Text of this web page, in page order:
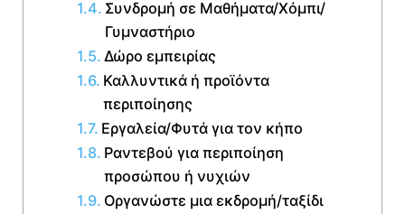
Συνδρομή σε Μαθήματα/Χόμπι/
Γυμναστήριο
Δώρο εμπειρίας
Καλλυντικά ή προϊόντα
περιποίησης
Εργαλεία/Φυτά για τον κήπο
Ραντεβού για περιποίηση
προσώπου ή νυχιών
Οργανώστε μια εκδρομή/ταξίδι